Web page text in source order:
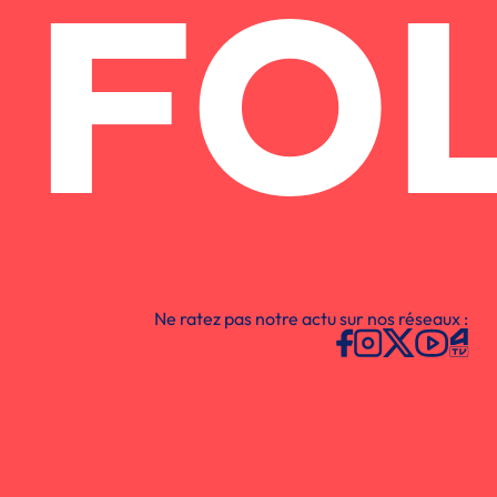
Ne ratez pas notre actu sur nos réseaux :